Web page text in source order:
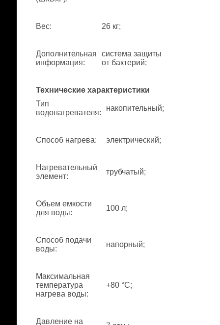
Вес: 26 кг;
Дополнительная
информация:
система защиты
от бактерий;
Технические характеристики
Тип
водонагревателя:
накопительный;
Способ нагрева: электрический;
Нагревательный
элемент:
трубчатый;
Объем емкости
для воды:
100 л;
Способ подачи
воды:
напорный;
Максимальная
температура
нагрева воды:
+80 °С;
Давление на